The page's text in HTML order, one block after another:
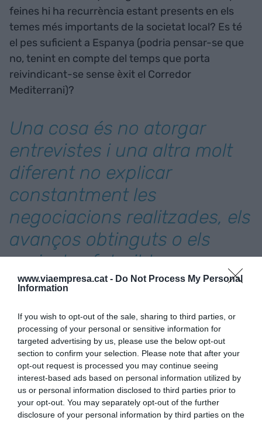
www.viaempresa.cat - Do Not Process My Personal
Information
If you wish to opt-out of the sale, sharing to third parties, or
processing of your personal or sensitive information for
targeted advertising by us, please use the below opt-out
section to confirm your selection. Please note that after your
opt-out request is processed you may continue seeing
interest-based ads based on personal information utilized by
us or personal information disclosed to third parties prior to
your opt-out. You may separately opt-out of the further
disclosure of your personal information by third parties on the
feines hi ha recurrència estant presents en els
temes més importants de la societat local? Es té
el pes suficient a Espanya (podria pensar-se que
no, tenint en compte del temps que porta
reivindicant-se sense èxit el Corredor
Mediterrani)?
Una cosa és no atorgar
entrevistes i una altra molt
diferent no explicar
constantment les
negociacions realitzades, els
avanços obtinguts o els
projectes futuribles
Podem parlar (i amb raó) de com l'IBEX ha
grans mitjans de comunicació nacionals. Malgrat
que els seus dirigents tampoc compareixen de
manera habitual. Però una cosa és no atorgar
entrevistes i una altra molt diferent no explicar
constantment les negociacions realitzades, els
avanços obtinguts o els projectes futuribles.
Perquè no és el mateix la comunicació directa que